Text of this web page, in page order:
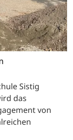
Sistig
das
von